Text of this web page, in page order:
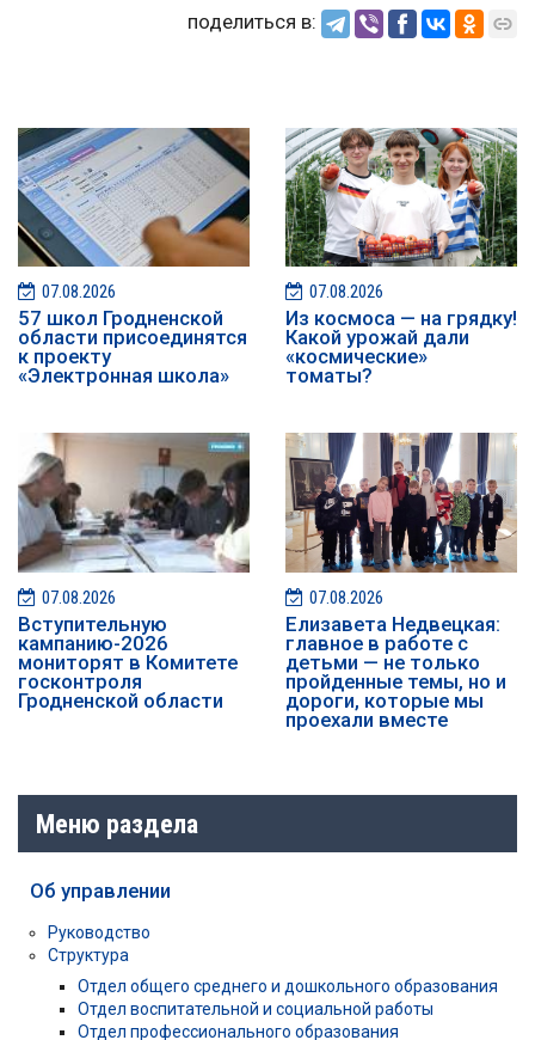
поделиться в:
07.08.2026
57 школ Гродненской
области присоединятся
к проекту
«Электронная школа»
07.08.2026
Из космоса — на грядку!
Какой урожай дали
«космические»
томаты?
07.08.2026
️️Вступительную
кампанию-2026
мониторят в Комитете
госконтроля
Гродненской области
07.08.2026
Елизавета Недвецкая:
главное в работе с
детьми — не только
пройденные темы, но и
дороги, которые мы
проехали вместе
Меню раздела
Об управлении
Руководство
Структура
Отдел общего среднего и дошкольного образования
Отдел воспитательной и социальной работы
Отдел профессионального образования